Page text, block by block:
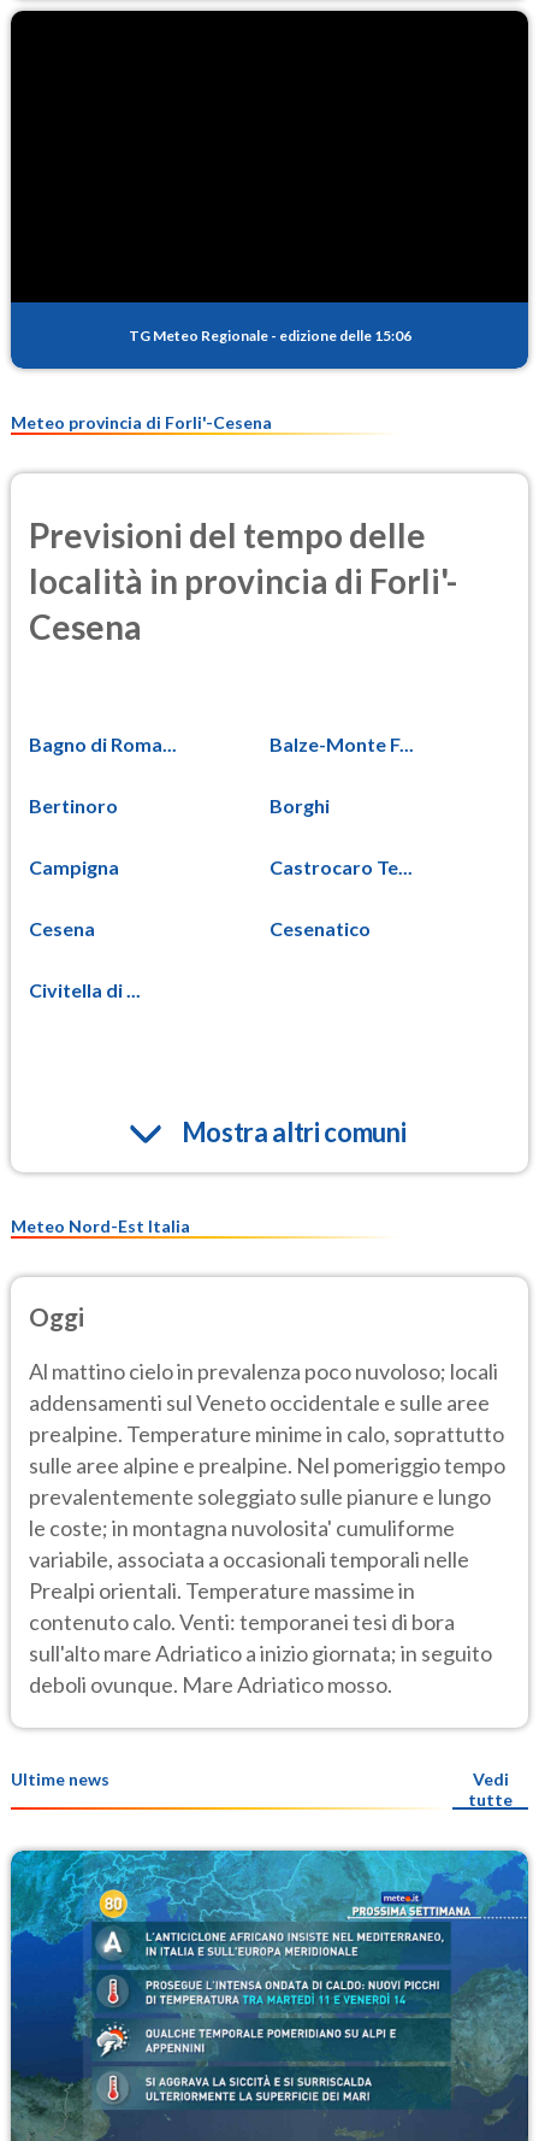
TG Meteo Regionale - edizione delle 15:06
Meteo provincia di Forli'-Cesena
Previsioni del tempo delle
località in provincia di Forli'-
Cesena
Bagno di Roma... Balze-Monte F...
Bertinoro Borghi
Campigna Castrocaro Te...
Cesena Cesenatico
Civitella di ...
Mostra altri comuni
Meteo Nord-Est Italia
Oggi
Al mattino cielo in prevalenza poco nuvoloso; locali
addensamenti sul Veneto occidentale e sulle aree
prealpine. Temperature minime in calo, soprattutto
sulle aree alpine e prealpine. Nel pomeriggio tempo
prevalentemente soleggiato sulle pianure e lungo
le coste; in montagna nuvolosita' cumuliforme
variabile, associata a occasionali temporali nelle
Prealpi orientali. Temperature massime in
contenuto calo. Venti: temporanei tesi di bora
sull'alto mare Adriatico a inizio giornata; in seguito
deboli ovunque. Mare Adriatico mosso.
Ultime news
Vedi
tutte